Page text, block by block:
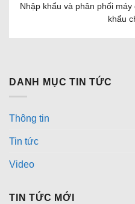
Nhập khẩu và phân phối
khẩu
DANH MỤC TIN TỨC
Thông tin
Tin tức
Video
TIN TỨC MỚI